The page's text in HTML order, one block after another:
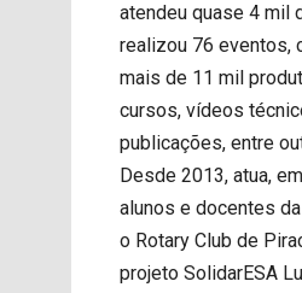
atendeu quase 4 mil
realizou 76 eventos,
mais de 11 mil
cursos, vídeos
publicações, entre
Desde 2013, atua,
alunos e docentes
o Rotary Club de
projeto SolidarESA